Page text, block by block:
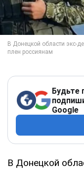
Будьте
Google
В Донецкой